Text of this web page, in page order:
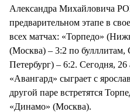
Александра Михайловича
предварительном этапе в
всех матчах: «Торпедо»
(Москва) – 3:2 по
Петербург) – 6:2. Сегодня,
«Авангард» сыграет с
другой паре встретятся
«Динамо» (Москва).